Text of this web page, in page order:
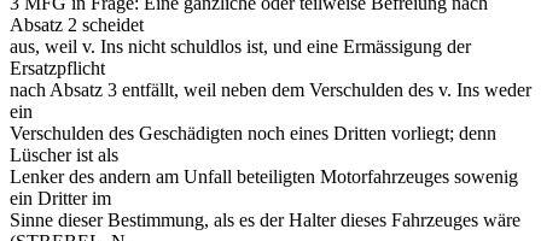
Absatz 2 scheidet
aus, weil v. Ins nicht schuldlos ist, und eine Ermässigung der
Ersatzpflicht
nach Absatz 3 entfällt, weil neben dem Verschulden des v. Ins weder
ein
Verschulden des Geschädigten noch eines Dritten vorliegt; denn
Lüscher ist als
Lenker des andern am Unfall beteiligten Motorfahrzeuges sowenig
ein Dritter im
Sinne dieser Bestimmung, als es der Halter dieses Fahrzeuges wäre